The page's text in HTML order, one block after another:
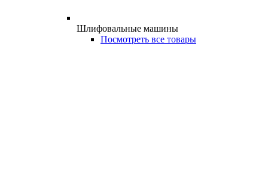
Шлифовальные машины
Посмотреть все товары